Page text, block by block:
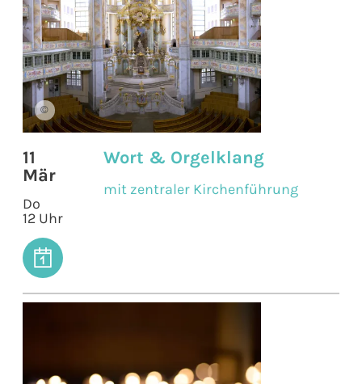
©
11
Mär
Do
12 Uhr
Wort & Orgelklang
mit zentraler Kirchenführung